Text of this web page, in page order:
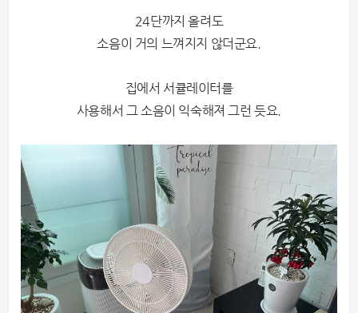
24단까지 올려도
소음이 거의 느껴지지 않더군요.
집에서 서큘레이터를
사용해서 그 소음이 익숙해져 그런 듯요.